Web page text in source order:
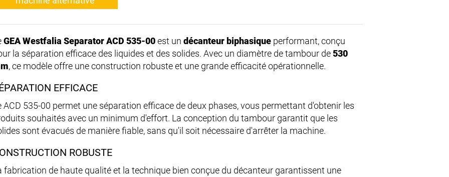
GEA Westfalia Separator ACD 535-00est un décanteur biphasique performant, conçu
la séparation efficace des liquides et des solides. Avec un diamètre de tambour de530
, ce modèle offre une construction robuste et une grande efficacité opérationnelle.
EFFICACE
ACD 535-00 permet une séparation efficace de deux phases, vous permettant d'obtenir les
souhaités avec un minimum d'effort. La conception du tambour garantit que les
sont évacués de manière fiable, sans qu'il soit nécessaire d'arrêter la machine.
ROBUSTE
fabrication de haute qualité et la technique bien conçue du décanteur garantissent une